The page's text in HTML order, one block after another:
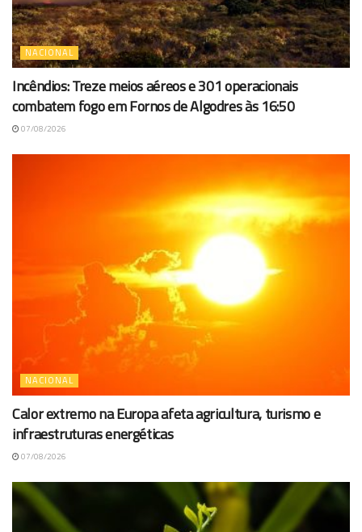
NACIONAL
Incêndios: Treze meios aéreos e 301 operacionais
combatem fogo em Fornos de Algodres às 16:50
07/08/2026
NACIONAL
Calor extremo na Europa afeta agricultura, turismo e
infraestruturas energéticas
07/08/2026